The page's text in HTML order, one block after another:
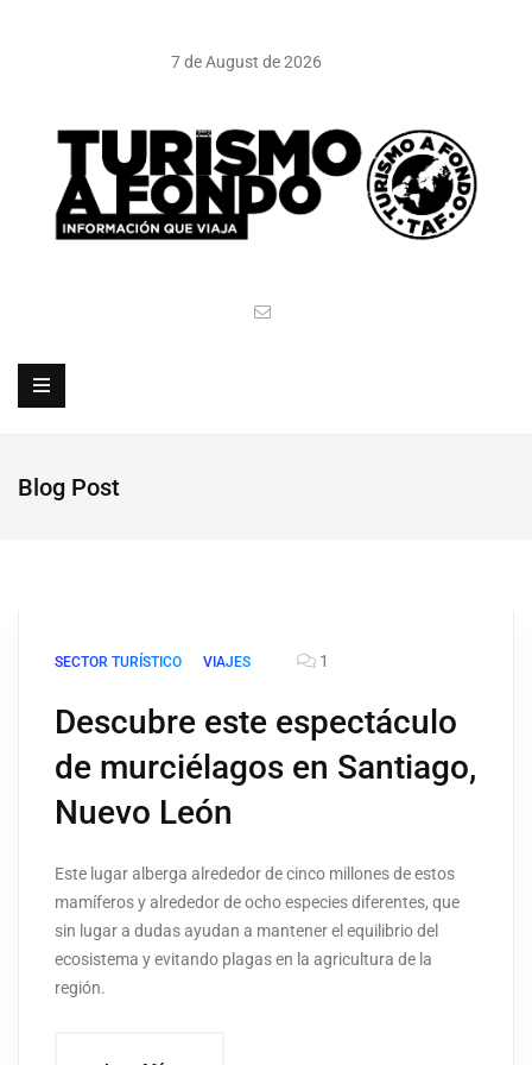
7 de August de 2026
Blog Post
SECTOR TURÍSTICO VIAJES 1
Descubre este espectáculo
de murciélagos en Santiago,
Nuevo León
Este lugar alberga alrededor de cinco millones de estos
mamíferos y alrededor de ocho especies diferentes, que
sin lugar a dudas ayudan a mantener el equilibrio del
ecosistema y evitando plagas en la agricultura de la
región.